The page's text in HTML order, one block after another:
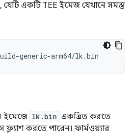
একটি TEE ইমেজ যেখানে সমস্ত
ইমেজে lk.bin একত্রিত করতে
ফ্ল্যাশ করতে পারেন। ফার্মওয়্যার